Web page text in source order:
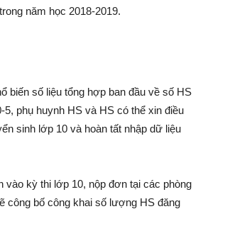
năm học 2018-2019.
biến số liệu tổng hợp ban đầu về số HS
phụ huynh HS và HS có thể xin điều
sinh lớp 10 và hoàn tất nhập dữ liệu
kỳ thi lớp 10, nộp đơn tại các phòng
công bố công khai số lượng HS đăng